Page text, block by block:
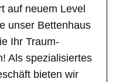
auf neuem Level
unser Bettenhaus
Ihr Traum-
Als spezialisiertes
bieten wir